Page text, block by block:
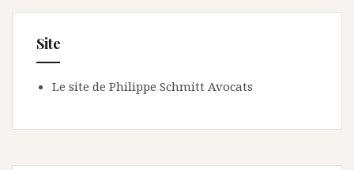
Site
Le site de Philippe Schmitt Avocats